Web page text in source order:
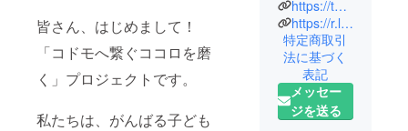
皆さん、はじめまして！
「コドモへ繋ぐココロを磨
く」プロジェクトです。
私たちは、がんばる子ども
ジェクトで
す。
私たちは、
がんばる子
どもたちや
https://twitter.com/luxlessofficial
https://r.luxless.jp/hc0/
特定商取引
法に基づく
表記
メッセー
ジを送る